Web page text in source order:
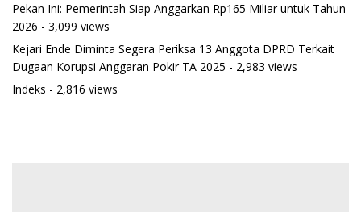
Pekan Ini: Pemerintah Siap Anggarkan Rp165 Miliar untuk Tahun
2026 - 3,099 views
Kejari Ende Diminta Segera Periksa 13 Anggota DPRD Terkait
Dugaan Korupsi Anggaran Pokir TA 2025 - 2,983 views
Indeks - 2,816 views